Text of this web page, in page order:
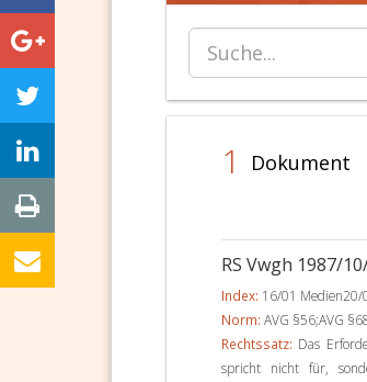
1 Dokument
RS Vwgh 1987/
Index: 16/01 Medien20/
Norm: AVG §56;AVG
Rechtssatz: Das
spricht nicht für,